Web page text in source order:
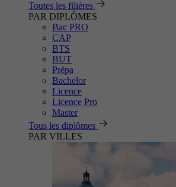
Toutes les filières
PAR DIPLÔMES
Bac PRO
CAP
BTS
BUT
Prépa
Bachelor
Licence
Licence Pro
Master
Tous les diplômes
PAR VILLES